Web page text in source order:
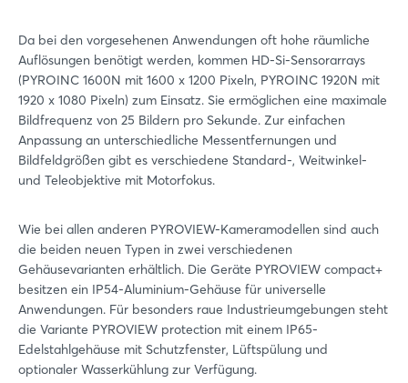
Da bei den vorgesehenen Anwendungen oft hohe räumliche
Auflösungen benötigt werden, kommen HD-Si-Sensorarrays
(PYROINC 1600N mit 1600 x 1200 Pixeln, PYROINC 1920N mit
1920 x 1080 Pixeln) zum Einsatz. Sie ermöglichen eine maximale
Bildfrequenz von 25 Bildern pro Sekunde. Zur einfachen
Anpassung an unterschiedliche Messentfernungen und
Bildfeldgrößen gibt es verschiedene Standard-, Weitwinkel-
und Teleobjektive mit Motorfokus.
Wie bei allen anderen PYROVIEW-Kameramodellen sind auch
die beiden neuen Typen in zwei verschiedenen
Gehäusevarianten erhältlich. Die Geräte PYROVIEW compact+
besitzen ein IP54-Aluminium-Gehäuse für universelle
Anwendungen. Für besonders raue Industrieumgebungen steht
die Variante PYROVIEW protection mit einem IP65-
Edelstahlgehäuse mit Schutzfenster, Lüftspülung und
optionaler Wasserkühlung zur Verfügung.